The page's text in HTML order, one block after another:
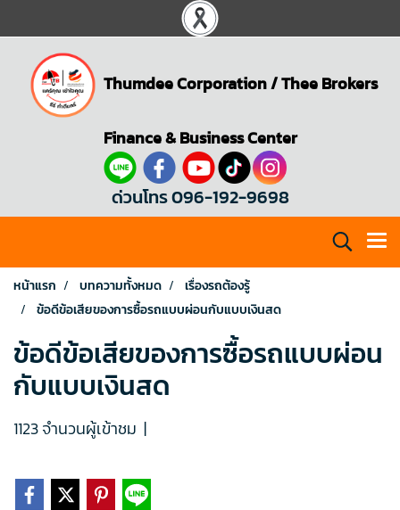
Thumdee Corporation/Thee Brokers
Finance & Business Center
ด่วนโทร 096-192-9698
หน้าแรก บทความทั้งหมด
เรื่องรถต้องรู้
ข้อดีข้อเสียของการซื้อรถแบบผ่อนกับแบบเงินสด
ข้อดีข้อเสียของการซื้อรถแบบผ่อน
กับแบบเงินสด
1123 จำนวนผู้เข้าชม |